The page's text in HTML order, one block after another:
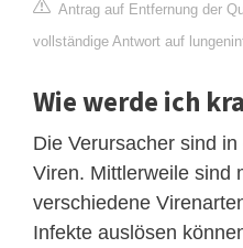
Antrag auf Entfernung der
vollständige Antwort auf
Wie werde ich
Die Verursacher sind
Viren. Mittlerweile sind
verschiedene
Infekte auslösen